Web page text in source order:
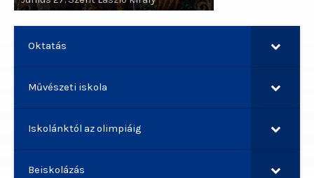
Oktatás
Művészeti iskola
Iskolánktól az olimpiáig
Beiskolázás